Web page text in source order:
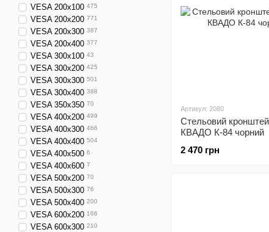
Артикул: 2080
Стельовий
КВАДО К-84 чорний
2 470 грн
VESA 200x100 475
VESA 200x200 771
VESA 200x300 387
VESA 200x400 377
VESA 300x100 43
VESA 300x200 425
VESA 300x300 501
VESA 300x400 388
VESA 350x350 70
VESA 400x200 499
VESA 400x300 466
VESA 400x400 504
VESA 400x500 6
VESA 400x600 7
VESA 500x200 70
VESA 500x300 76
VESA 500x400 200
VESA 600x200 166
VESA 600x300 210